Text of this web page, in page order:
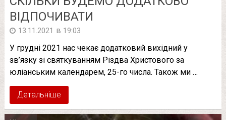
ВІДПОЧИВАТИ
13.11.2021 в 19:03
У грудні 2021 нас чекає додатковий вихідний у
зв’язку зі святкуванням Різдва Христового за
юліанським календарем, 25-го числа. Також ми …
Детальніше